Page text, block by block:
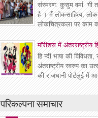
संस्मरण: कुसुम वर्मा गी
है । मैं लोकसाहित्य,
लोकचित्रकला पर काम
मॉरीशस में अंतरराष्ट्रीय
हि न्दी भाषा की
अंतराष्ट्रीय स्वरुप का
की राजधानी पोर्टलुई में
परिकल्पना समाचार